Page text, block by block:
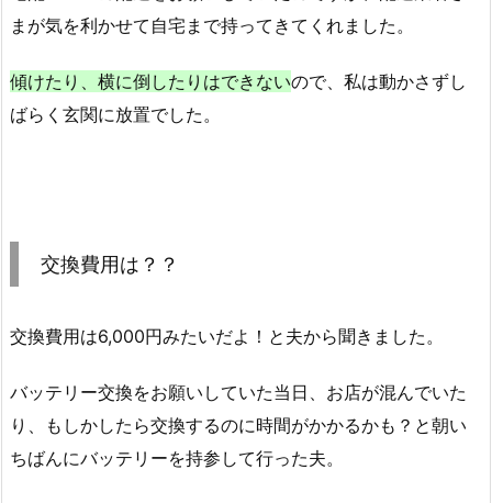
まが気を利かせて自宅まで持ってきてくれました。
傾けたり、横に倒したりはできないので、私は動かさずし
ばらく玄関に放置でした。
交換費用は？？
交換費用は6,000円みたいだよ！と夫から聞きました。
バッテリー交換をお願いしていた当日、お店が混んでいた
り、もしかしたら交換するのに時間がかかるかも？と朝い
ちばんにバッテリーを持参して行った夫。